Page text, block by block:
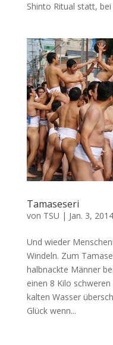
Shinto Ritual statt,
Tamaseseri
von TSU | Jan. 3, 2014
Und wieder
Windeln. Zum
halbnackte Männer
einen 8 Kilo
kalten Wasser
Glück wenn...